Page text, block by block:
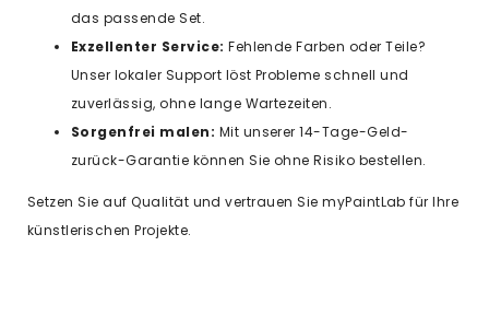
das passende Set.
Exzellenter Service: Fehlende Farben oder Teile?
Unser lokaler Support löst Probleme schnell und
zuverlässig, ohne lange Wartezeiten.
Sorgenfrei malen: Mit unserer 14-Tage-Geld-
zurück-Garantie können Sie ohne Risiko bestellen.
Setzen Sie auf Qualität und vertrauen Sie myPaintLab für Ihre
künstlerischen Projekte.